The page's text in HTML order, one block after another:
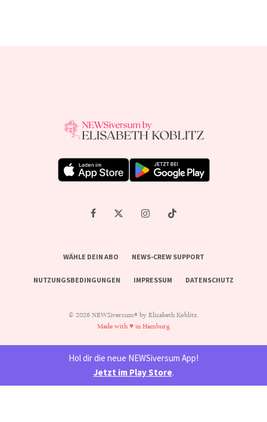
WÄHLE DEIN ABO NEWS-CREW SUPPORT
NUTZUNGSBEDINGUNGEN IMPRESSUM DATENSCHUTZ
© 2026 NEWSiversum® by Elisabeth Koblitz.
Made with ♥ in Hamburg
Hol dir die neue NEWSiversum App!
Jetzt im Play Store.